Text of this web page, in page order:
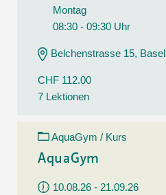
Montag
08:30 - 09:30 Uhr
Belchenstrasse 15, Basel
CHF 112.00
7 Lektionen
AquaGym / Kurs
AquaGym
10.08.26 - 21.09.26